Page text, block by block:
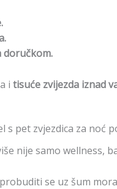
doručkom.
i tisuće zvijezda iznad
s pet zvjezdica za noć
nije samo wellness,
se uz šum